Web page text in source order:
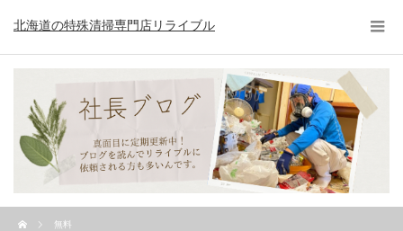
北海道の特殊清掃専門店リライブル
無料